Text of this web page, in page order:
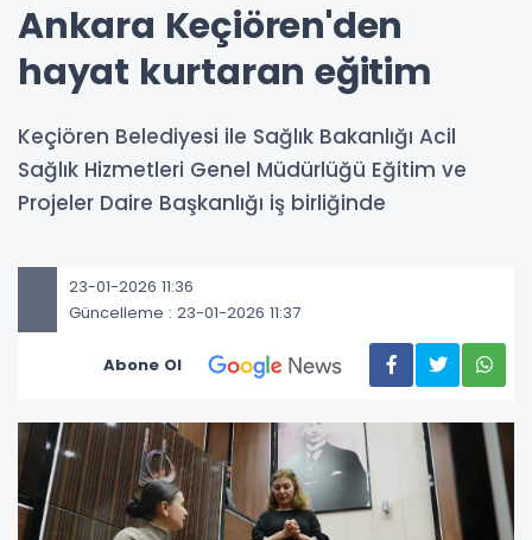
Ankara Keçiören'den
hayat kurtaran eğitim
Keçiören Belediyesi ile Sağlık Bakanlığı Acil
Sağlık Hizmetleri Genel Müdürlüğü Eğitim ve
Projeler Daire Başkanlığı iş birliğinde
23-01-2026 11:36
Güncelleme : 23-01-2026 11:37
Abone Ol